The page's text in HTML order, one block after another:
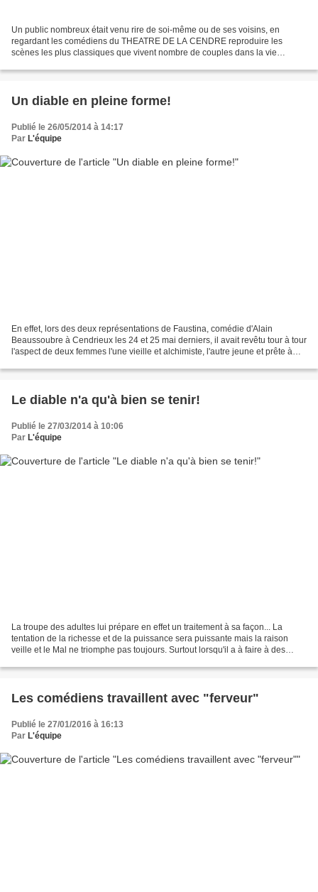
Un public nombreux était venu rire de soi-même ou de ses voisins, en
regardant les comédiens du THEATRE DE LA CENDRE reproduire les
scènes les plus classiques que vivent nombre de couples dans la vie
Un diable en pleine forme!
Publié le 26/05/2014 à 14:17
Par L'équipe
En effet, lors des deux représentations de Faustina, comédie d'Alain
Beaussoubre à Cendrieux les 24 et 25 mai derniers, il avait revêtu tour à tour
l'aspect de deux femmes l'une vieille et alchimiste, l'autre jeune et prête à
Le diable n'a qu'à bien se tenir!
Publié le 27/03/2014 à 10:06
Par L'équipe
La troupe des adultes lui prépare en effet un traitement à sa façon... La
tentation de la richesse et de la puissance sera puissante mais la raison
veille et le Mal ne triomphe pas toujours. Surtout lorsqu'il a à faire à des
Les comédiens travaillent avec "ferveur"
Publié le 27/01/2016 à 16:13
Par L'équipe